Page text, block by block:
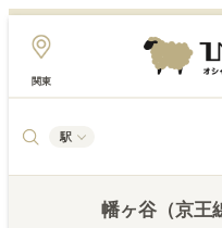
関東
駅
幡ヶ谷（京王